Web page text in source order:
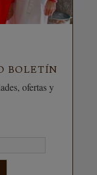
BOLETÍN
ofertas y